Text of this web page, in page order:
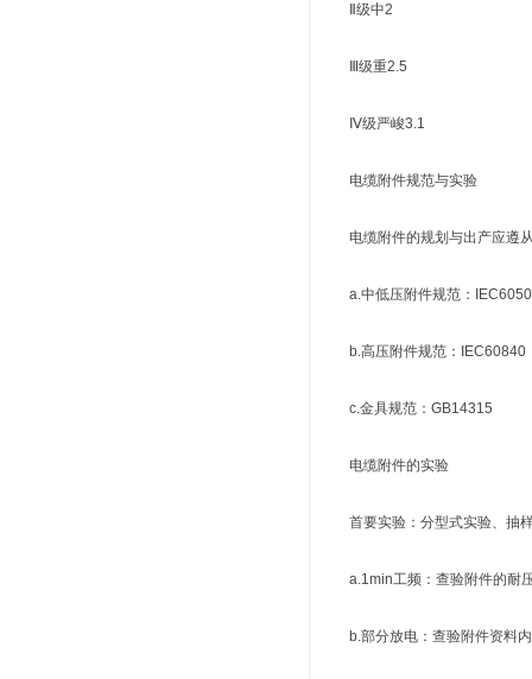
Ⅱ级中2
Ⅲ级重2.5
Ⅳ级严峻3.1
电缆附件规范与实验
电缆附件的规划与出产应遵从
a.中低压附件规范：
b.高压附件规范：IEC60840
c.金具规范：GB14315
电缆附件的实验
首要实验：分型式实验、抽样
a.1min工频：查验附件的耐
b.部分放电：查验附件资料内